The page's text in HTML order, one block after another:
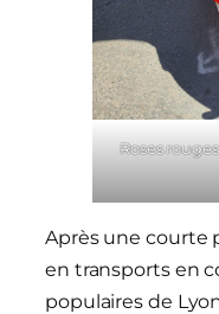
Roses
Après une courte
en transports en
populaires de